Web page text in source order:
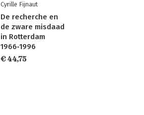
Cyrille Fijnaut
De recherche en
de zware misdaad
in Rotterdam
1966‐1996
€ 44,75